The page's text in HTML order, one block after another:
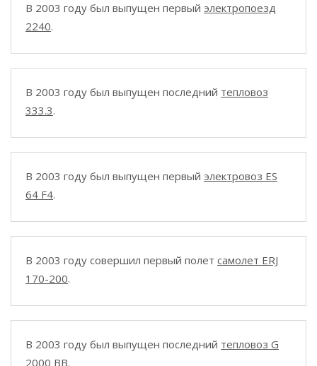
В 2003 году был выпущен первый электропоезд
2240.
В 2003 году был выпущен последний тепловоз
333.3.
В 2003 году был выпущен первый электровоз ES
64 F4.
В 2003 году совершил первый полет самолет ERJ
170-200.
В 2003 году был выпущен последний тепловоз G
2000 BB.